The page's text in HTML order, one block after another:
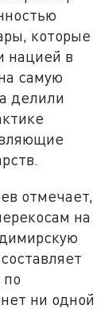
которые
нацией в
самую
делили
отмечает,
на
ни одной